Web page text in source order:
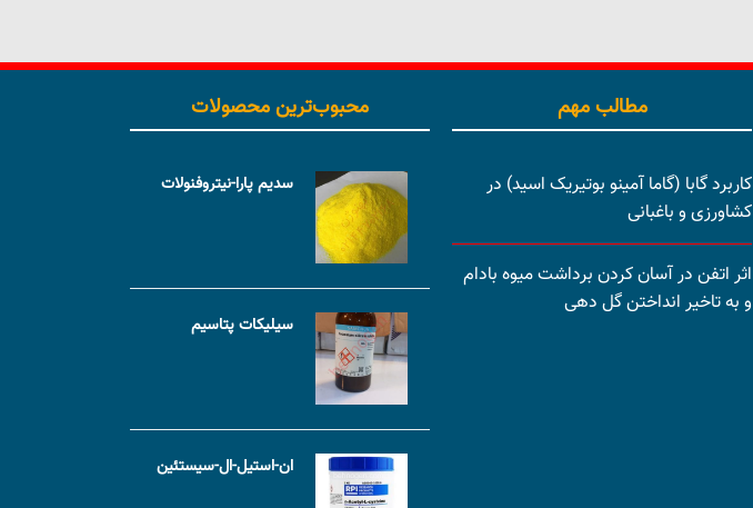
مطالب مهم
کاربرد گابا (گاما آمینو بوتیریک اسید) در
کشاورزی و باغبانی
اثر اتفن در آسان کردن برداشت میوه بادام
و به تاخیر انداختن گل دهی
محبوب‌ترین محصولات
سدیم پارا-نیتروفنولات
سیلیکات پتاسیم
ان-استیل-ال-سیستئین